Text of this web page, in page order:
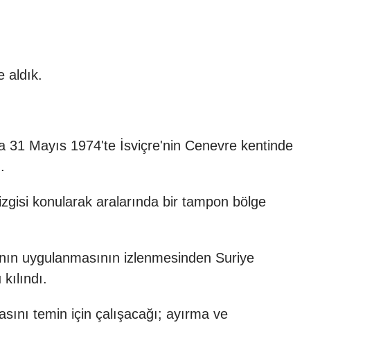
aldık.
31 Mayıs 1974'te İsviçre'nin Cenevre kentinde
konularak aralarında bir tampon bölge
uygulanmasının izlenmesinden Suriye
temin için çalışacağı; ayırma ve